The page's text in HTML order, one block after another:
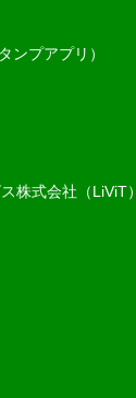
ンプアプリ）
株式会社（LiViT）